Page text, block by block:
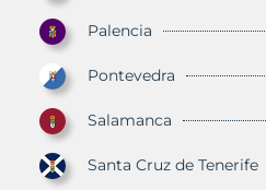
Palencia
Pontevedra
Salamanca
Santa Cruz de Tenerife